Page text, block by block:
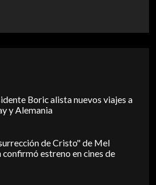
Boric alista nuevos viajes a
y Alemania
de Cristo" de Mel
confirmó estreno en cines de